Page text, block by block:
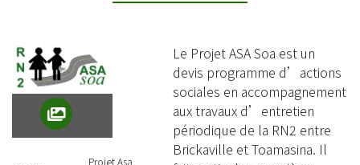
Projet Asa
Le Projet ASA Soa est un
devis programme d’actions
sociales en accompagnement
aux travaux d’entretien
périodique de la RN2 entre
Brickaville et Toamasina. Il